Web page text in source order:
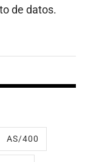
de datos.
AS/400